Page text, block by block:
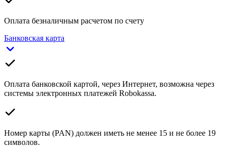
Оплата безналичным расчетом по счету
Банковская карта
Оплата банковской картой, через Интернет, возможна через
системы электронных платежей Robokassa.
Номер карты (PAN) должен иметь не менее 15 и не более 19
символов.